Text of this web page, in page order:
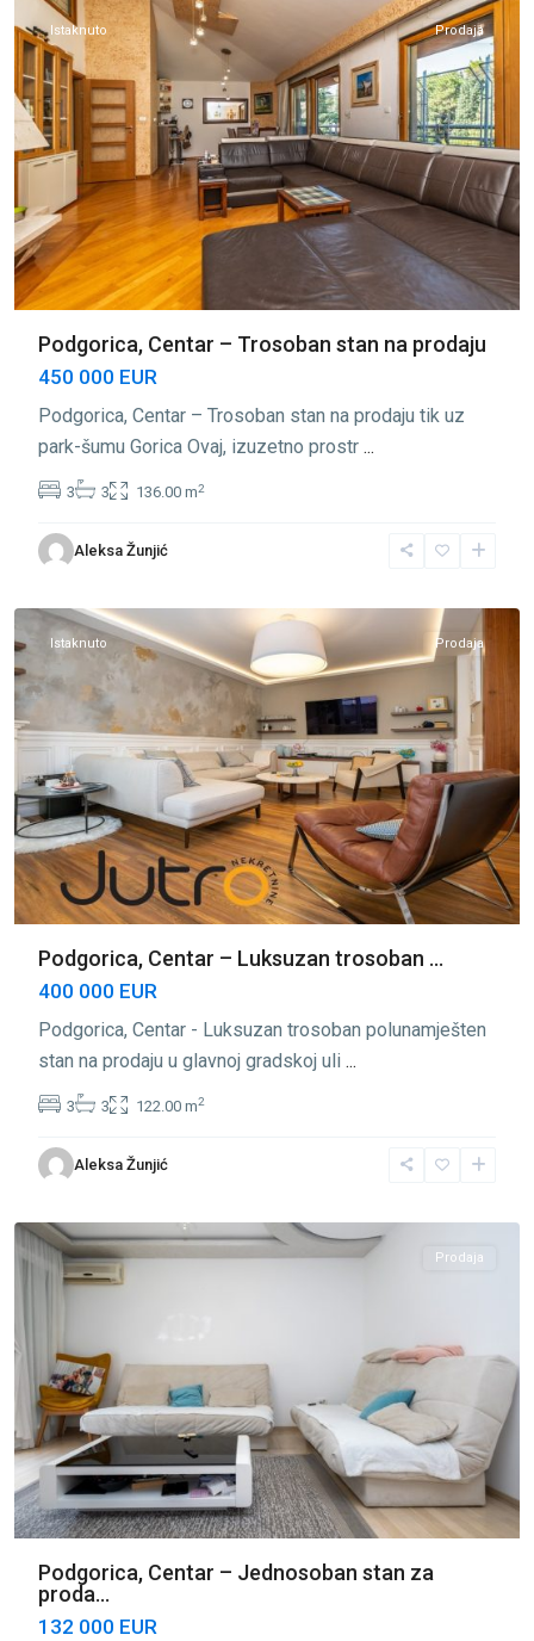
Istaknuto Prodaja
Podgorica, Centar – Trosoban stan na prodaju
450 000 EUR
Podgorica, Centar – Trosoban stan na prodaju tik uz
park-šumu Gorica Ovaj, izuzetno prostr ...
3 3 136.00 m2
Aleksa Žunjić
Centar
Podgorica,
Istaknuto Prodaja
Podgorica, Centar – Luksuzan trosoban ...
400 000 EUR
Podgorica, Centar - Luksuzan trosoban polunamješten
stan na prodaju u glavnoj gradskoj uli ...
3 3 122.00 m2
Aleksa Žunjić
Centar
Podgorica,
Prodaja
Podgorica, Centar – Jednosoban stan za
proda...
132 000 EUR